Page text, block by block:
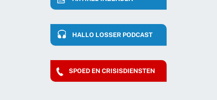
HALLO LOSSER PODCAST
SPOED EN CRISISDIENSTEN